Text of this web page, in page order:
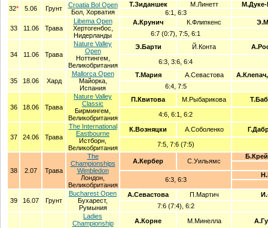
32* 5.06 Грунт
Croatia Bol Open
Бол, Хорватия
Т.Зиданшек М.Линетт
6:1, 6:3
33 11.06 Трава
Libema Open
Хертогенбос,
Нидерланды
А.Крунич К.Флипкенс
6:7 (0:7), 7:5, 6:1
34 11.06 Трава
Nature Valley
Open
Ноттингем,
Великобритания
Э.Барти Й.Конта
6:3, 3:6, 6:4
35 18.06 Хард
Mallorca Open
Майорка,
Испания
Т.Мария А.Севастова
6:4, 7:5
36 18.06 Трава
Nature Valley
Classic
Бирмингем,
Великобритания
П.Квитова М.Рыбарикова
4:6, 6:1, 6:2
37 24.06 Трава
The International
Eastbourne
Истборн,
Великобритания
К.Возняцки А.Соболенко
7:5, 7:6 (7:5)
38 2.07 Трава
The
Championships
Wimbledon
Лондон,
Великобритания
А.Кербер С.Уильямс
6:3, 6:3
39 16.07 Грунт
Bucharest Open
Бухарест,
Румыния
А.Севастова П.Мартич
7:6 (7:4), 6:2
Ladies
Championship
А.Корне М.Минелла